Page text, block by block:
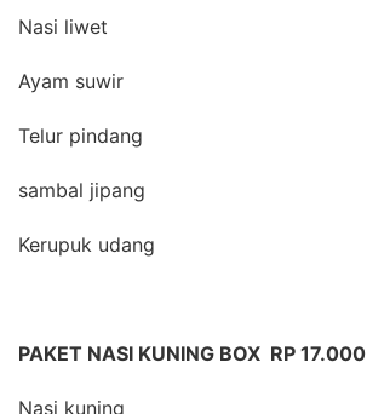
Nasi liwet
Ayam suwir
Telur pindang
sambal jipang
Kerupuk udang
PAKET NASI KUNING BOX RP 17.000
Nasi kuning